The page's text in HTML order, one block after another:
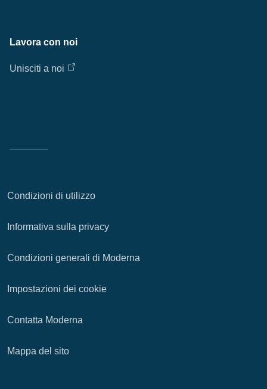
Lavora con noi
Unisciti a noi
Condizioni di utilizzo
Informativa sulla privacy
Condizioni generali di Moderna
Impostazioni dei cookie
Contatta Moderna
Mappa del sito